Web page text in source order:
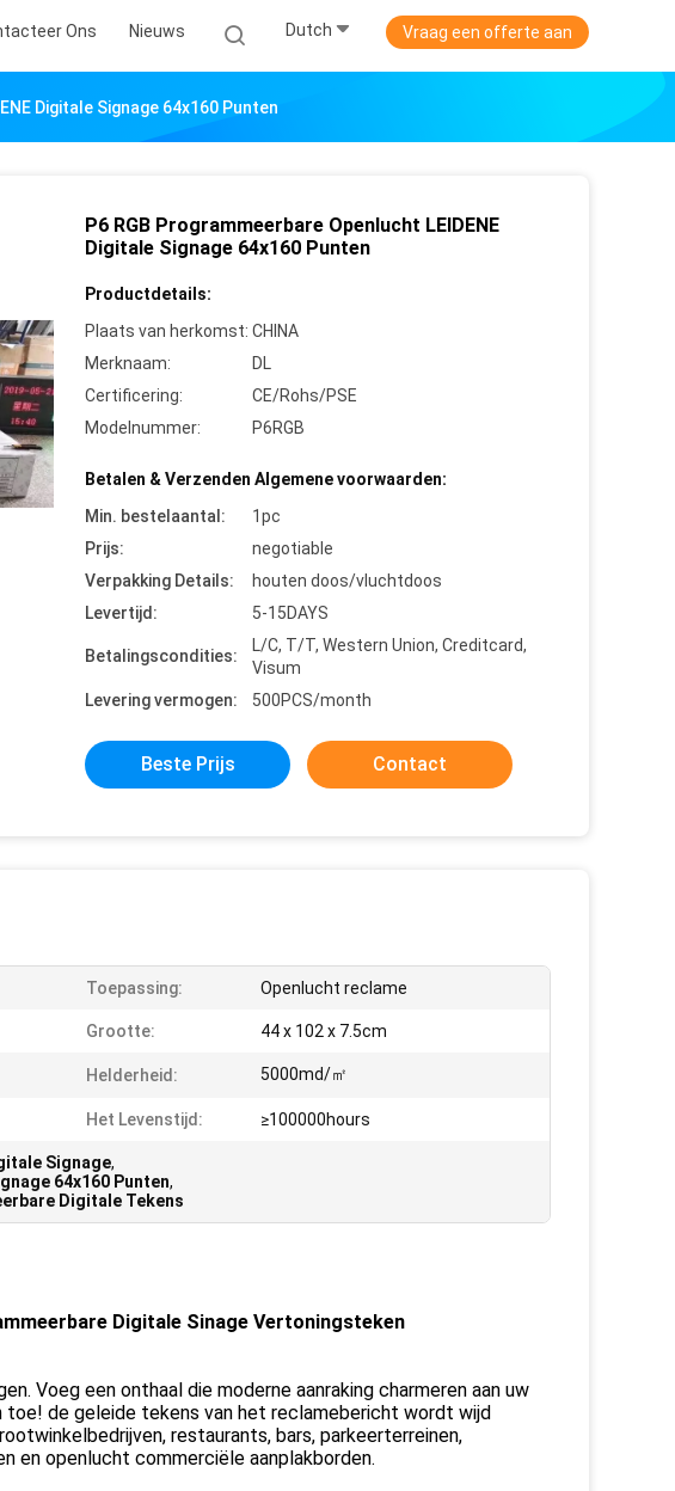
Ons Nieuws Dutch Vraag een offerte aan
Digitale Signage 64x160 Punten
P6 RGB Programmeerbare Openlucht LEIDENE
Digitale Signage 64x160 Punten
Productdetails:
Plaats van herkomst: CHINA
Merknaam:
DL
Certificering:
CE/Rohs/PSE
Modelnummer:
P6RGB
Betalen & Verzenden Algemene voorwaarden:
Min. bestelaantal:
1pc
Prijs:
negotiable
Verpakking Details:
houten doos/vluchtdoos
Levertijd:
5-15DAYS
Betalingscondities:
L/C, T/T, Western Union, Creditcard,
Visum
Levering vermogen:
500PCS/month
Beste Prijs Contact
Toepassing: Openlucht reclame
Grootte: 44 x 102 x 7.5cm
Helderheid: 5000md/㎡
Het Levenstijd: ≥100000hours
Signage,
64x160 Punten,
Digitale Tekens
Digitale Sinage Vertoningsteken
Voeg een onthaal die moderne aanraking charmeren aan uw
de geleide tekens van het reclamebericht wordt wijd
restaurants, bars, parkeerterreinen,
en openlucht commerciële aanplakborden.